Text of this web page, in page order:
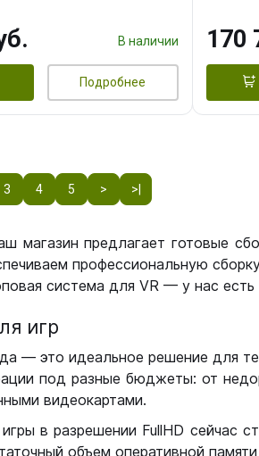
В наличии
Подробнее
ГБ
170
3 4 5 > >|
магазин предлагает готовые
профессиональную
система для VR — у нас
игр
— это идеальное решение для
под разные бюджеты: от
видеокартами.
в разрешении FullHD сейчас
объем оперативной